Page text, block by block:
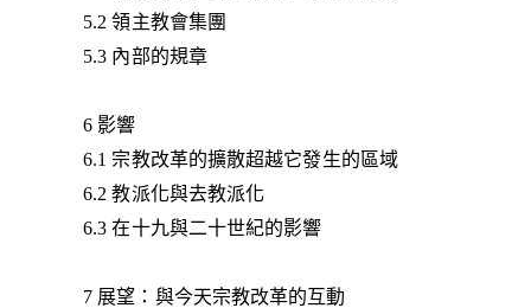
5.2 領主教會集團
5.3 內部的規章
6 影響
6.1 宗教改革的擴散超越它發生的區域
6.2 教派化與去教派化
6.3 在十九與二十世紀的影響
7 展望：與今天宗教改革的互動